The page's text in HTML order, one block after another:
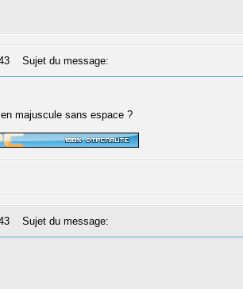
Sujet du message:
majuscule sans espace ?
Sujet du message: